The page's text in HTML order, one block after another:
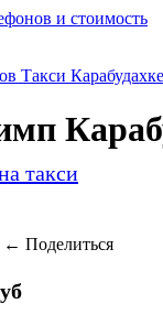
и стоимость
Такси
такси
← Поделиться